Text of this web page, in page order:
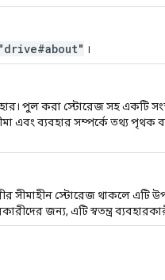
"drive#about" ।
পুল করা স্টোরেজ সহ একটি
এবং ব্যবহার সম্পর্কে তথ্য পৃথক
সীমাহীন স্টোরেজ থাকলে এটি
জন্য, এটি স্বতন্ত্র